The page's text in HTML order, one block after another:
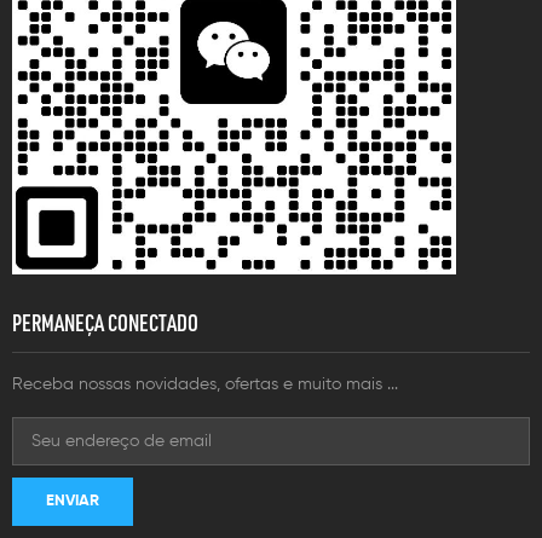
PERMANEÇA CONECTADO
Receba nossas novidades, ofertas e muito mais ...